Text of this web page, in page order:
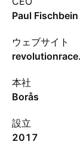
Paul Fischbein
ウェブサイト
本社
Borås
設立
2017